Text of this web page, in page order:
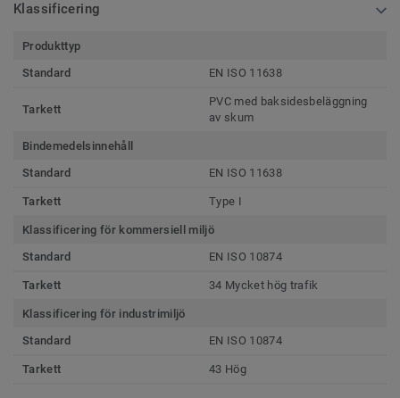
Klassificering
Produkttyp
Standard
EN ISO 11638
Tarkett
PVC med baksidesbeläggning
av skum
Bindemedelsinnehåll
Standard
EN ISO 11638
Tarkett Type I
Klassificering för kommersiell miljö
Standard
EN ISO 10874
Tarkett 34 Mycket hög trafik
Klassificering för industrimiljö
Standard
EN ISO 10874
Tarkett 43 Hög